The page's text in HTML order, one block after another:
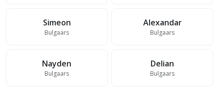
Simeon
Bulgaars
Alexandar
Bulgaars
Nayden
Bulgaars
Delian
Bulgaars